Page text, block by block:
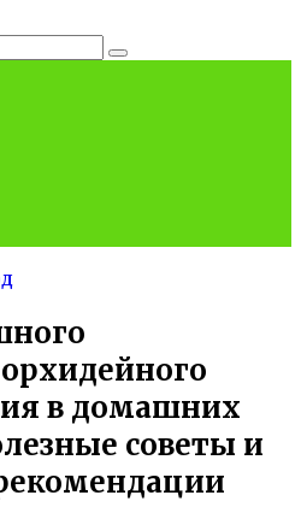
в домашних
советы и